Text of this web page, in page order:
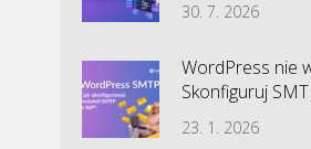
30. 7. 2026
WordPress nie
Skonfiguruj
23. 1. 2026